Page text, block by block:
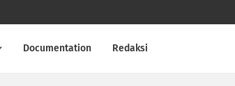
Documentation Redaksi